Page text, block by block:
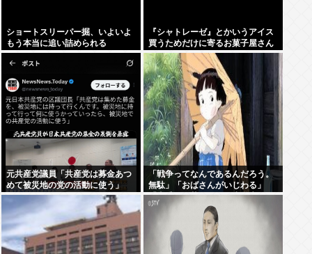
ショートスリーパー掘、いよいよ
もう本当に追い詰められる
『シャトレーゼ』とかいうアイス
買うためだけに寄るお菓子屋さん
www
元共産党議員「共産党は募金あつ
めて被災地の党の活動に使う」
「戦争ってなんであるんだろう。
無駄」「おばさんがいじわる」
「火垂るの墓」を見た小学生 耳を
ふさぎハンカチで顔を覆う子も